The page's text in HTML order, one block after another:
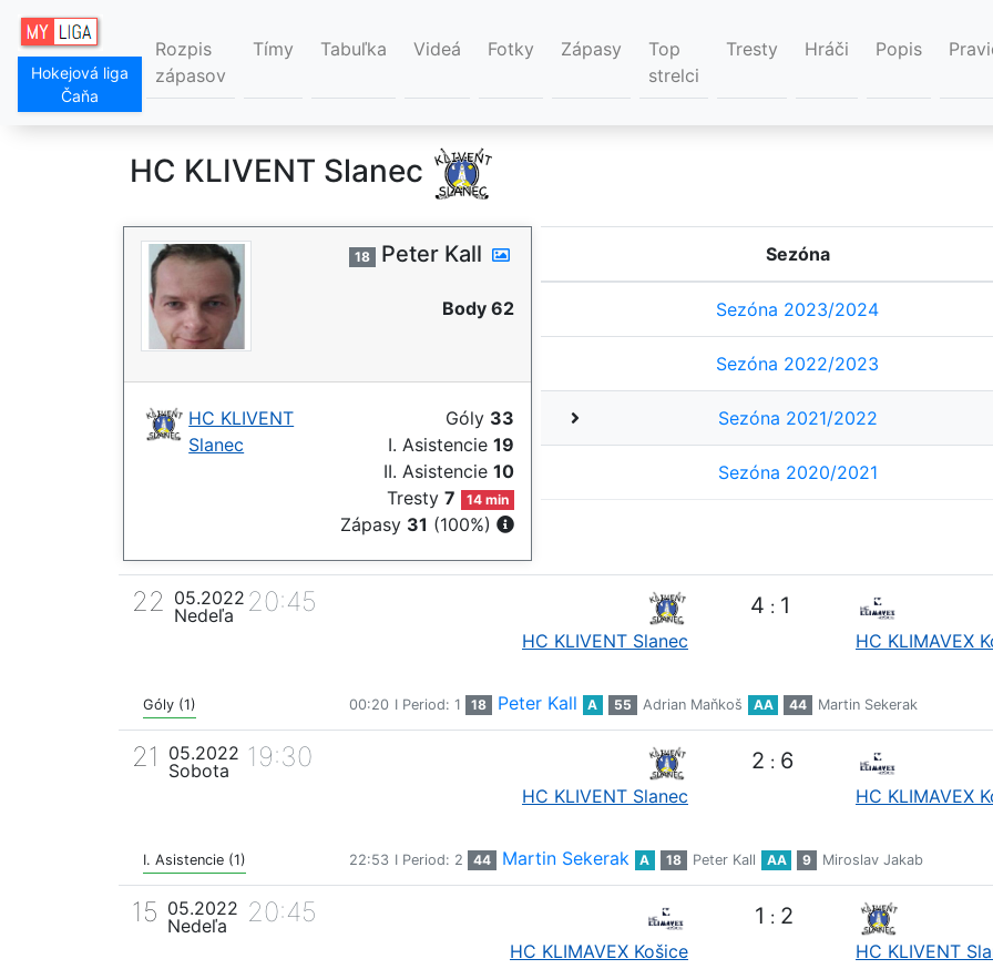
Hokejová liga
Čaňa
Rozpis
zápasov
Tímy Tabuľka Videá Fotky Zápasy
Top
strelci
Tresty Hráči Popis
HC KLIVENT Slanec
18 Peter Kall
Body 62
HC KLIVENT
Slanec
Góly 33
I. Asistencie 19
II. Asistencie 10
Tresty7 14 min
Zápasy 31 (100%)
Sezóna
Sezóna 2023/2024
Sezóna 2022/2023
Sezóna 2021/2022
Sezóna 2020/2021
22 05.2022
Nedeľa
20:45
HC KLIVENT Slanec
4 : 1
HC KLIMAVEX
Góly (1) 00:20 I Period: 1 18 Peter Kall A 55 Adrian Maňkoš AA 44 Martin Sekerak
21
05.2022
Sobota
19:30
HC KLIVENT Slanec
2 : 6
HC KLIMAVEX
I. Asistencie (1) 22:53 I Period: 2 44 Martin Sekerak A 18 Peter Kall AA 9 Miroslav Jakab
15 05.2022
Nedeľa
20:45
HC KLIMAVEX Košice
1 : 2
HC KLIVENT